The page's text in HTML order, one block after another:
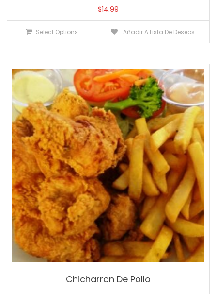
$14.99
Select Options Añadir A Lista De Deseos
Chicharron De Pollo